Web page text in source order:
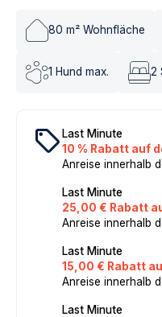
80 m² Wohnfläche
1 Hund max. 2
local_offer Last Minute
10 % Rabatt auf
Anreise innerhalb
Last Minute
25,00 € Rabatt
Anreise innerhalb
Last Minute
15,00 € Rabatt
Anreise innerhalb
Last Minute